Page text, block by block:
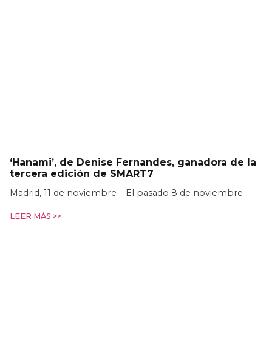
‘Hanami’, de Denise Fernandes, ganadora de la
tercera edición de SMART7
Madrid, 11 de noviembre – El pasado 8 de noviembre
LEER MÁS >>